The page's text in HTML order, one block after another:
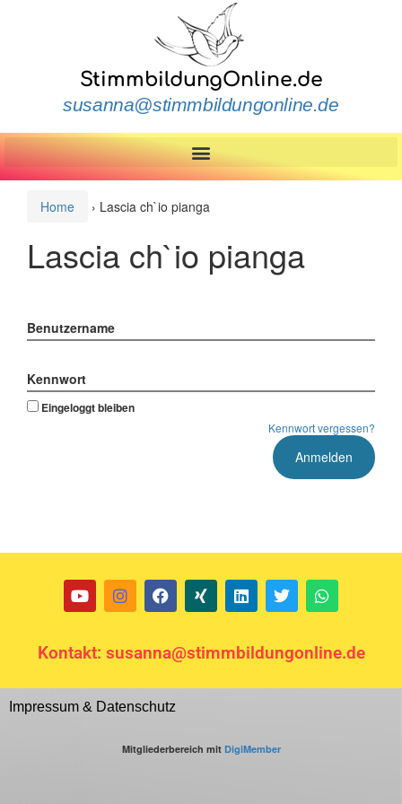
StimmbildungOnline.de
susanna@stimmbildungonline.de
Home › Lascia ch`io pianga
Lascia ch`io pianga
Benutzername
Kennwort
Eingeloggt bleiben
Kennwort vergessen?
Kontakt: susanna@stimmbildungonline.de
Impressum & Datenschutz
Mitgliederbereich mit DigiMember